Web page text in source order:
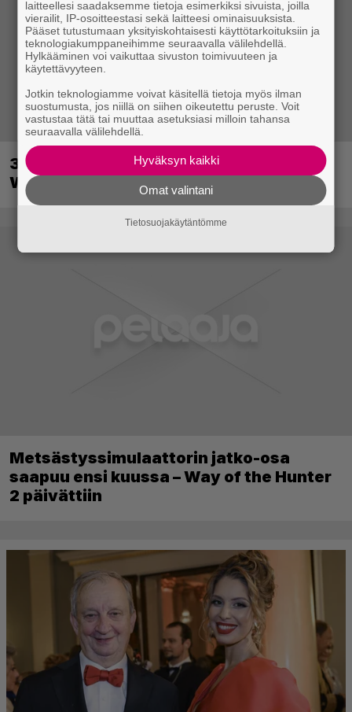
30-vuotias Quake sai uuden episodin
Wolfenstein-kehittäjiltä
Metsästyssimulaattorin jatko-osa
saapuu ensi kuussa – Way of the Hunter
2 päivättiin
laitteellesi saadaksemme tietoja esimerkiksi sivuista, joilla
vierailit, IP-osoitteestasi sekä laitteesi ominaisuuksista.
Pääset tutustumaan yksityiskohtaisesti käyttötarkoituksiin ja
teknologiakumppaneihimme seuraavalla välilehdellä.
Hylkääminen voi vaikuttaa sivuston toimivuuteen ja
käytettävyyteen.
Jotkin teknologiamme voivat käsitellä tietoja myös ilman
suostumusta, jos niillä on siihen oikeutettu peruste. Voit
vastustaa tätä tai muuttaa asetuksiasi milloin tahansa
seuraavalla välilehdellä.
Hyväksyn kaikki
Omat valintani
Tietosuojakäytäntömme